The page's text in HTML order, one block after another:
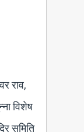
राव,
विशेष
समिति